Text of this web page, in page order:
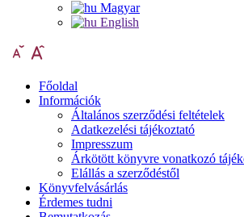
Magyar
English
Főoldal
Információk
Általános szerződési feltételek
Adatkezelési tájékoztató
Impresszum
Árkötött könyvre vonatkozó
Elállás a szerződéstől
Könyvfelvásárlás
Érdemes tudni